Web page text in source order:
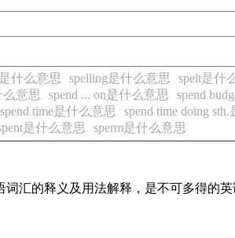
什么意思 spelling是什么意思 spelt是什
么意思
spend ... on是什么意思 spend
spend time是什么意思
spend time doing
是什么意思
sperm是什么意思
汇的释义及用法解释，是不可多得的